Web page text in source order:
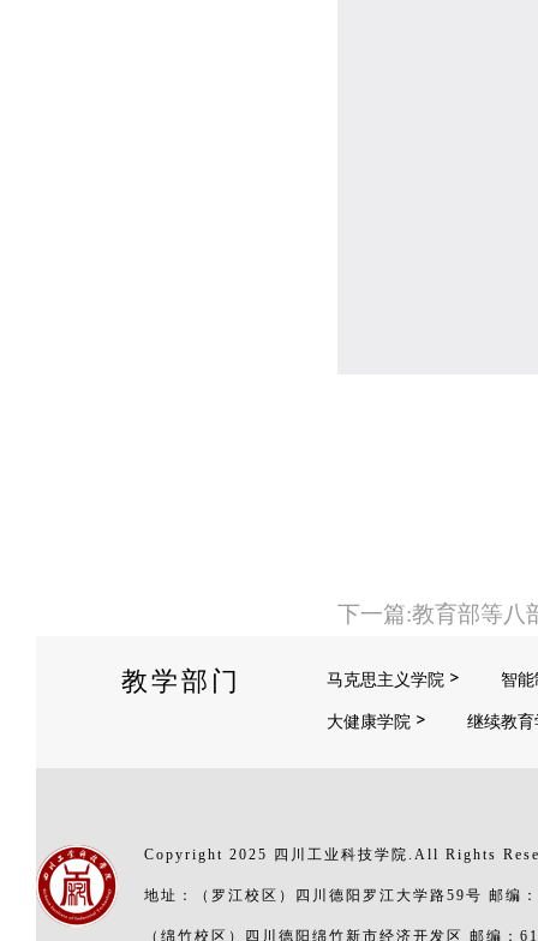
下一篇:教育部等八
教学部门 马克思主义学院
智
大健康学院
继续教
Copyright 2025 四川工业科技学院.All Rights
地址：（罗江校区）四川德阳罗江大学路59号 邮编
（绵竹校区）四川德阳绵竹新市经济开发区 邮编：